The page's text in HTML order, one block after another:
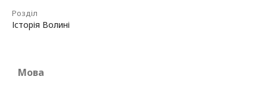
Розділ
Історія Волині
Мова